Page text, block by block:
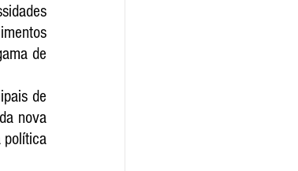
de
de
nova
política